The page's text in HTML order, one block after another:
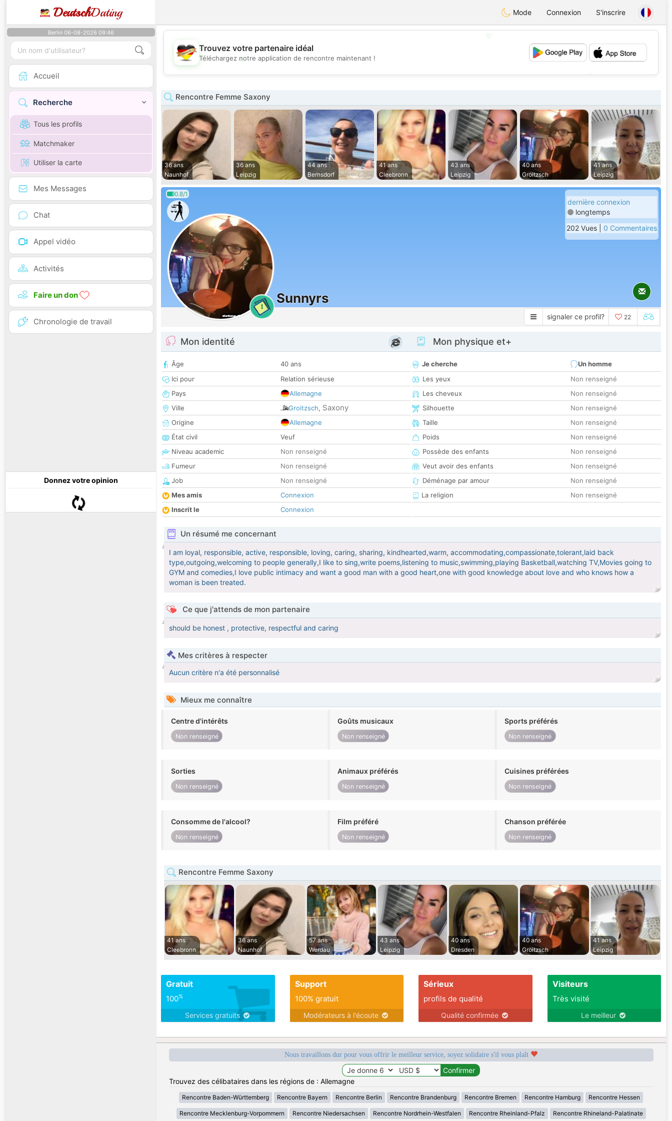
DeutschDating Mode Connexion S'inscrire
Berlin 06-08-2026 09:46
Accueil
Recherche
Tous les profils
Matchmaker
Utiliser la carte
Mes Messages
Chat
Appel vidéo
Activités
Faire un don
Chronologie de travail
Donnez votre opinion
💕
Trouvez votre partenaire idéal
Téléchargez notre application de rencontre maintenant !
Rencontre Femme Saxony
36 ans
Naunhof
36 ans
Leipzig
44 ans
Bernsdorf
41 ans
Cleebronn
43 ans
Leipzig
40 ans
Groitzsch
41 ans
Leipzig
0.8/1
1
Sunnyrs
dernière connexion
longtemps
202 Vues | 0 Commentaires
signaler ce profil? 22
Mon identité
Âge
40 ans
Ici pour
Relation sérieuse
Pays
Allemagne
Ville
Groitzsch, Saxony
Origine
Allemagne
État civil
Veuf
Niveau academic
Non renseigné
Fumeur
Non renseigné
Job
Non renseigné
Mes amis
Connexion
Inscrit le
Connexion
Mon physique et+
Je cherche
Un homme
Les yeux
Non renseigné
Les cheveux
Non renseigné
Silhouette
Non renseigné
Taille
Non renseigné
Poids
Non renseigné
Possède des enfants
Non renseigné
Veut avoir des enfants
Non renseigné
Déménage par amour
Non renseigné
La religion
Non renseigné
Un résumé me concernant
I am loyal, responsible, active, responsible, loving, caring, sharing, kindhearted,warm, accommodating,compassionate,tolerant,laid back
type,outgoing,welcoming to people generally,I like to sing,write poems,listening to music,swimming,playing Basketball,watching TV,Movies going to
GYM and comedies,I love public intimacy and want a good man with a good heart,one with good knowledge about love and who knows how a
woman is been treated.
Ce que j'attends de mon partenaire
should be honest , protective, respectful and caring
Mes critères à respecter
Aucun critère n'a été personnalisé
Mieux me connaître
Centre d'intérêts
Non renseigné
Goûts musicaux
Non renseigné
Sports préférés
Non renseigné
Sorties
Non renseigné
Animaux préférés
Non renseigné
Cuisines préférées
Non renseigné
Consomme de l'alcool?
Non renseigné
Film préféré
Non renseigné
Chanson préférée
Non renseigné
Rencontre Femme Saxony
41 ans
Cleebronn
36 ans
Naunhof
57 ans
Werdau
43 ans
Leipzig
40 ans
Dresden
40 ans
Groitzsch
41 ans
Leipzig
Gratuit
100%
Services gratuits
Support
100% gratuit
Modérateurs à l'écoute
Sérieux
profils de qualité
Qualité confirmée
Visiteurs
Très visité
Le meilleur
Nous travaillons dur pour vous offrir le meilleur service, soyez solidaire s'il vous plaît
Trouvez des célibataires dans les régions de : Allemagne
Rencontre Baden-Württemberg Rencontre Bayern Rencontre Berlin Rencontre Brandenburg Rencontre Bremen Rencontre Hamburg Rencontre Hessen
Rencontre Mecklenburg-Vorpommern Rencontre Niedersachsen Rencontre Nordrhein-Westfalen Rencontre Rheinland-Pfalz Rencontre Rhineland-Palatinate